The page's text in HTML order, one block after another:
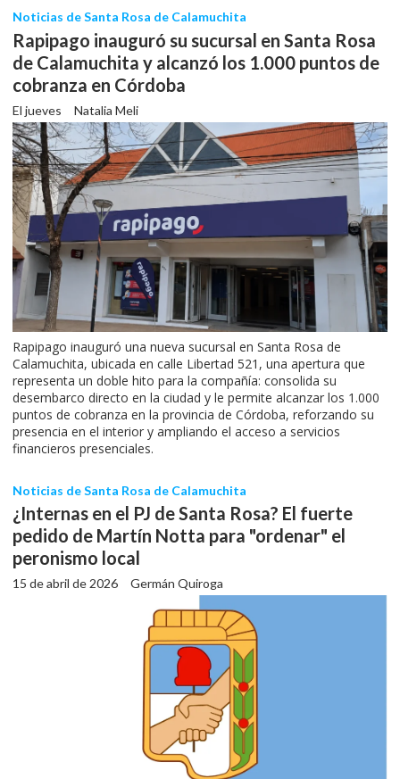
Rapipago inauguró su sucursal en Santa Rosa
de Calamuchita y alcanzó los 1.000 puntos de
cobranza en Córdoba
Natalia Meli
Noticias de Santa Rosa de Calamuchita
El jueves
Rapipago inauguró una nueva sucursal en Santa Rosa de
Calamuchita, ubicada en calle Libertad 521, una apertura que
representa un doble hito para la compañía: consolida su
desembarco directo en la ciudad y le permite alcanzar los 1.000
puntos de cobranza en la provincia de Córdoba, reforzando su
presencia en el interior y ampliando el acceso a servicios
financieros presenciales.
¿Internas en el PJ de Santa Rosa? El fuerte
pedido de Martín Notta para "ordenar" el
peronismo local
Germán Quiroga
Noticias de Santa Rosa de Calamuchita
15 de abril de 2026